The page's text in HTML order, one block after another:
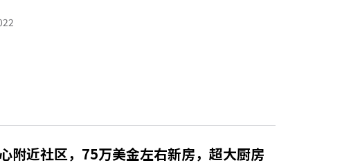
附近社区，75万美金左右新房，超大厨房